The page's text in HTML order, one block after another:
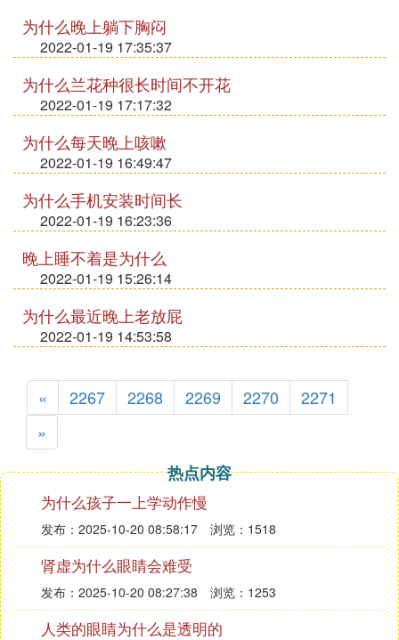
为什么晚上躺下胸闷
2022-01-19 17:35:37
为什么兰花种很长时间不开花
2022-01-19 17:17:32
为什么每天晚上咳嗽
2022-01-19 16:49:47
为什么手机安装时间长
2022-01-19 16:23:36
晚上睡不着是为什么
2022-01-19 15:26:14
为什么最近晚上老放屁
2022-01-19 14:53:58
« 2267 2268 2269 2270
2271
»
热点内容
为什么孩子一上学动作慢
发布：2025-10-20 08:58:17 浏览：1518
肾虚为什么眼睛会难受
发布：2025-10-20 08:27:38 浏览：1253
人类的眼睛为什么是透明的